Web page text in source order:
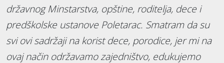
državnog Minstarstva, opštine, roditelja, dece i
predškolske ustanove Poletarac. Smatram da su
svi ovi sadržaji na korist dece, porodice, jer mi na
ovaj način održavamo zajedništvo, edukujemo